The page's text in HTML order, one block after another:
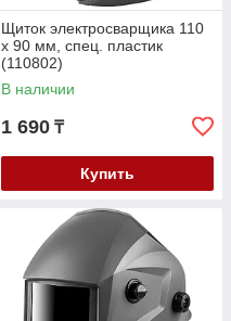
Щиток электросварщика 110
х 90 мм, спец. пластик
(110802)
В наличии
1 690 ₸
Купить